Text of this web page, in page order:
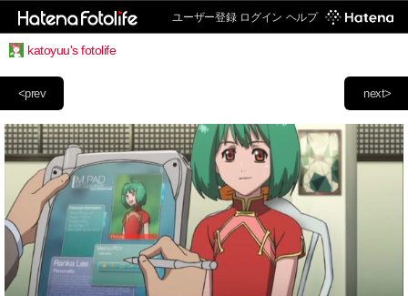
ユーザー登録 ログイン ヘルプ
katoyuu's fotolife
next>
<prev